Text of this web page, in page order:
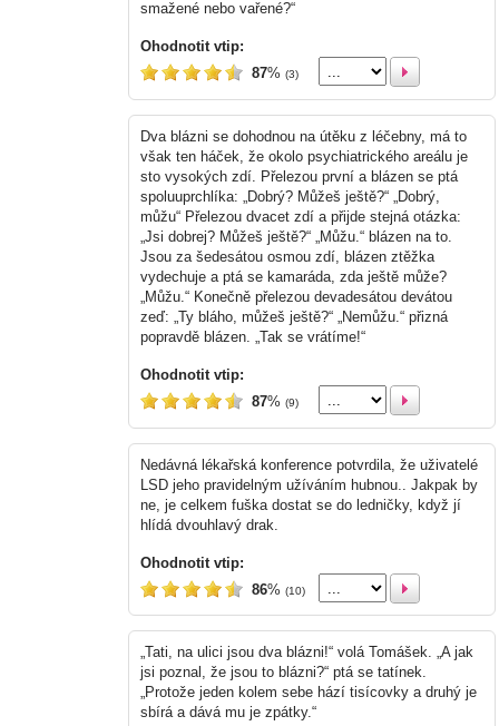
smažené nebo vařené?“
Ohodnotit vtip:
87% (3)
Dva blázni se dohodnou na útěku z léčebny, má to
však ten háček, že okolo psychiatrického areálu je
sto vysokých zdí. Přelezou první a blázen se ptá
spoluuprchlíka: „Dobrý? Můžeš ještě?“ „Dobrý,
můžu“ Přelezou dvacet zdí a přijde stejná otázka:
„Jsi dobrej? Můžeš ještě?“ „Můžu.“ blázen na to.
Jsou za šedesátou osmou zdí, blázen ztěžka
vydechuje a ptá se kamaráda, zda ještě může?
„Můžu.“ Konečně přelezou devadesátou devátou
zeď: „Ty bláho, můžeš ještě?“ „Nemůžu.“ přizná
popravdě blázen. „Tak se vrátíme!“
Ohodnotit vtip:
87% (9)
Nedávná lékařská konference potvrdila, že uživatelé
LSD jeho pravidelným užíváním hubnou.. Jakpak by
ne, je celkem fuška dostat se do ledničky, když jí
hlídá dvouhlavý drak.
Ohodnotit vtip:
86% (10)
„Tati, na ulici jsou dva blázni!“ volá Tomášek. „A jak
jsi poznal, že jsou to blázni?“ ptá se tatínek.
„Protože jeden kolem sebe hází tisícovky a druhý je
sbírá a dává mu je zpátky.“